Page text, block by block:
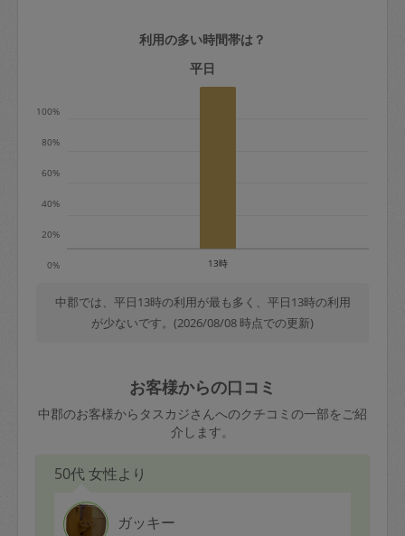
定期契約をキャンセルする場合、毎週定
期は月2回まで隔週定期は月1回までキャ
ンセル料は発生しません。それ以上はキ
定期依頼1回（3時間）の金額とスポット
1回（3時間）依頼した場合の金額の差額
利用の多い時間帯は？
平日
0%
20%
40%
60%
80%
100%
13時
中郡では、平日13時の利用が最も多く、平日13時の利用
が少ないです。(2026/08/08 時点での更新)
お客様からの口コミ
中郡のお客様からタスカジさんへのクチコミの一部をご紹
介します。
50代 女性より
ガッキー